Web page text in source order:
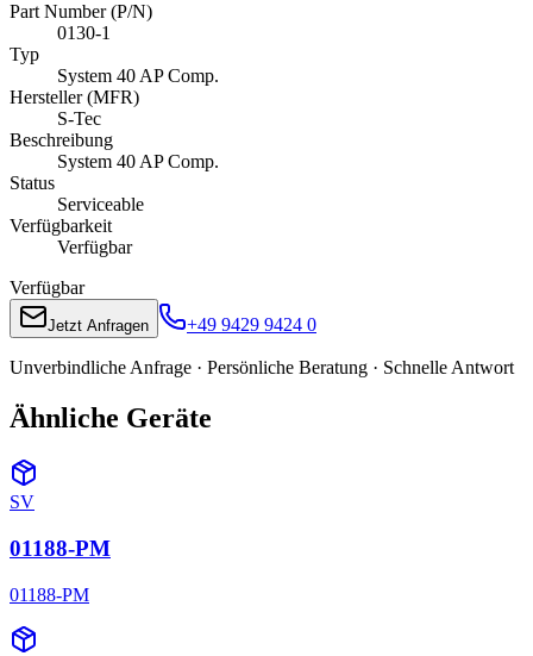
Part Number (P/N)
0130-1
Typ
System 40 AP Comp.
Hersteller (MFR)
S-Tec
Beschreibung
System 40 AP Comp.
Status
Serviceable
Verfügbarkeit
Verfügbar
Verfügbar
Jetzt Anfragen +49 9429 9424 0
Unverbindliche Anfrage · Persönliche Beratung · Schnelle Antwort
Ähnliche Geräte
SV
01188-PM
01188-PM